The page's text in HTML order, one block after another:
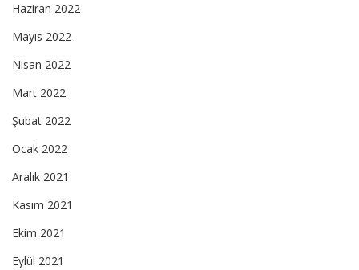
Haziran 2022
Mayıs 2022
Nisan 2022
Mart 2022
Şubat 2022
Ocak 2022
Aralık 2021
Kasım 2021
Ekim 2021
Eylül 2021